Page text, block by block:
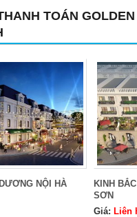
TOÁN
NỘI HÀ
KINH
SƠN
Giá: Liên